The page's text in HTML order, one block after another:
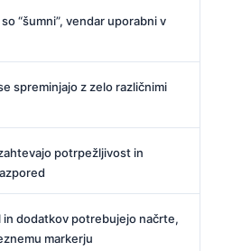
“šumni”, vendar uporabni v
spreminjajo z zelo različnimi
potrpežljivost in
in dodatkov potrebujejo načrte,
markerju